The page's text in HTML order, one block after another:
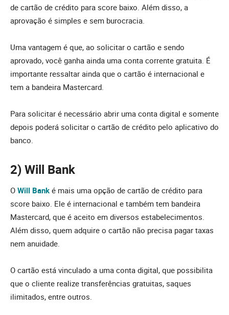
de cartão de crédito para score baixo. Além disso, a
aprovação é simples e sem burocracia.
Uma vantagem é que, ao solicitar o cartão e sendo
aprovado, você ganha ainda uma conta corrente gratuita. É
importante ressaltar ainda que o cartão é internacional e
tem a bandeira Mastercard.
Para solicitar é necessário abrir uma conta digital e somente
depois poderá solicitar o cartão de crédito pelo aplicativo do
banco.
2) Will Bank
O Will Bank é mais uma opção de cartão de crédito para
score baixo. Ele é internacional e também tem bandeira
Mastercard, que é aceito em diversos estabelecimentos.
Além disso, quem adquire o cartão não precisa pagar taxas
nem anuidade.
O cartão está vinculado a uma conta digital, que possibilita
que o cliente realize transferências gratuitas, saques
ilimitados, entre outros.